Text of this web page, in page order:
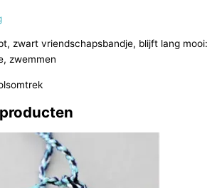
zwart vriendschapsbandje, blijft lang mooi:
zwemmen